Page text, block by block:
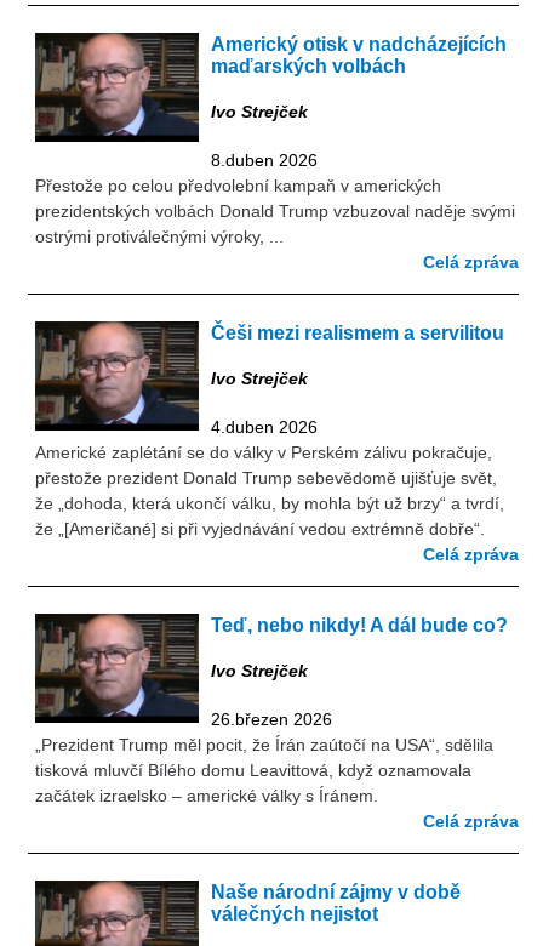
Americký otisk v nadcházejících
maďarských volbách
Ivo Strejček
8.duben 2026
Přestože po celou předvolební kampaň v amerických
prezidentských volbách Donald Trump vzbuzoval naděje svými
ostrými protiválečnými výroky, ...
Celá zpráva
Češi mezi realismem a servilitou
Ivo Strejček
4.duben 2026
Americké zaplétání se do války v Perském zálivu pokračuje,
přestože prezident Donald Trump sebevědomě ujišťuje svět,
že „dohoda, která ukončí válku, by mohla být už brzy“ a tvrdí,
že „[Američané] si při vyjednávání vedou extrémně dobře“.
Celá zpráva
Teď, nebo nikdy! A dál bude co?
Ivo Strejček
26.březen 2026
„Prezident Trump měl pocit, že Írán zaútočí na USA“, sdělila
tisková mluvčí Bílého domu Leavittová, když oznamovala
začátek izraelsko – americké války s Íránem.
Celá zpráva
Naše národní zájmy v době
válečných nejistot